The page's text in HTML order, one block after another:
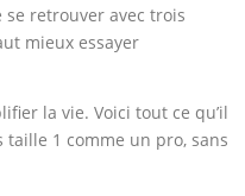
retrouver avec trois
mieux essayer
la vie. Voici tout ce qu’il
1 comme un pro, sans